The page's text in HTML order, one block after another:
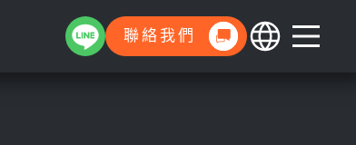
聯絡我們